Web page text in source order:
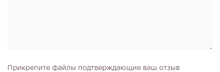
Прикрепите файлы подтверждающие ваш отзыв